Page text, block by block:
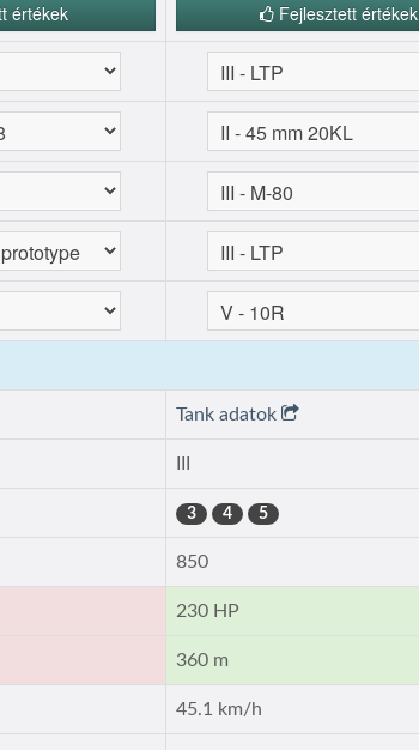
értékek
Fejlesztett értékek
Tank adatok
3 4 5
850
230 HP
360 m
45.1 km/h